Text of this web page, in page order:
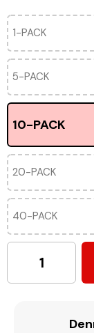
1-PACK
5-PACK
10-PACK
20-PACK
40-PACK